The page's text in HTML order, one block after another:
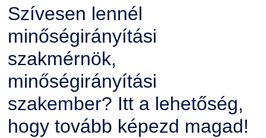
Szívesen lennél
minőségirányítási
szakmérnök,
minőségirányítási
szakember? Itt a lehetőség,
hogy tovább képezd magad!